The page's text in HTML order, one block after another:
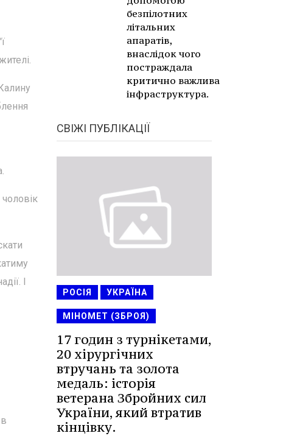
І
безпілотних
літальних
апаратів,
внаслідок чого
постраждала
критично важлива
інфраструктура.
СВІЖІ ПУБЛІКАЦІЇ
РОСІЯ УКРАЇНА
МІНОМЕТ (ЗБРОЯ)
17 годин з турнікетами,
20 хірургічних
втручань та золота
медаль: історія
ветерана Збройних сил
України, який втратив
кінцівку.